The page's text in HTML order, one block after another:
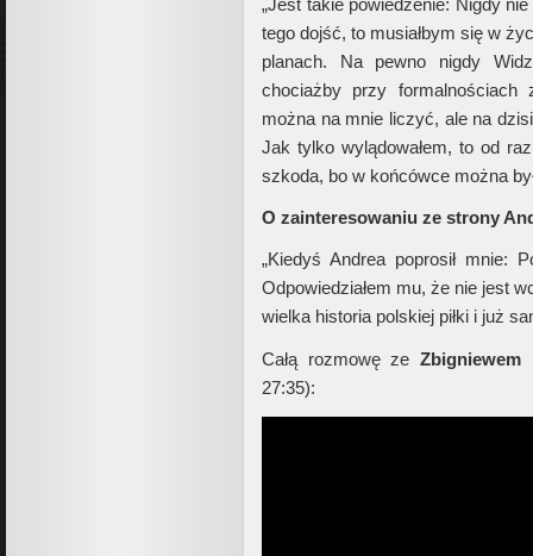
„Jest takie powiedzenie: Nigdy
tego dojść, to musiałbym się w
planach. Na pewno nigdy
chociażby przy formalnościach
można na mnie liczyć, ale na
Jak tylko wylądowałem, to od
szkoda, bo w końcówce można
O zainteresowaniu ze strony
„Kiedyś Andrea poprosił mnie:
Odpowiedziałem mu, że nie jest
wielka historia polskiej piłki i już
Całą rozmowę zeZbigniewem
27:35):